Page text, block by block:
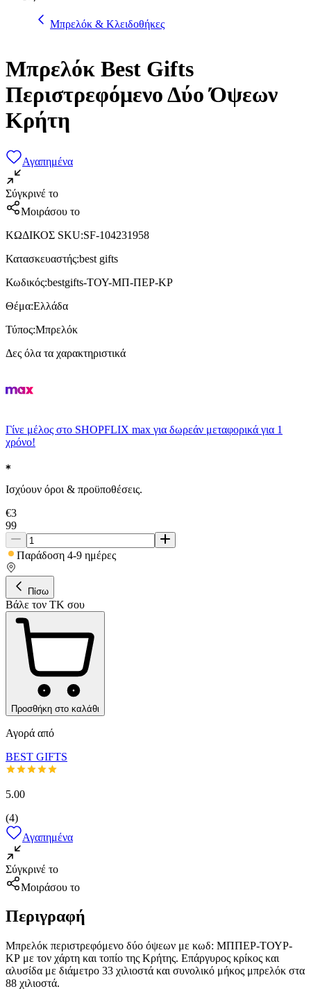
Μπρελόκ & Κλειδοθήκες
Μπρελόκ Best Gifts
Περιστρεφόμενο Δύο Όψεων
Κρήτη
Αγαπημένα
Σύγκρινέ το
Μοιράσου το
ΚΩΔΙΚΟΣ SKU:SF-104231958
Κατασκευαστής:best gifts
Κωδικός:bestgifts-ΤΟΥ-ΜΠ-ΠΕΡ-ΚΡ
Θέμα:Ελλάδα
Τύπος:Μπρελόκ
Δες όλα τα χαρακτηριστικά
Γίνε μέλος στο SHOPFLIX max για δωρεάν μεταφορικά για 1
χρόνο!
Ισχύουν όροι & προϋποθέσεις.
€3
99
Παράδοση 4-9 ημέρες
Πίσω
Βάλε τον ΤΚ σου
Προσθήκη στο καλάθι
Αγορά από
BEST GIFTS
5.00
(4)
Αγαπημένα
Σύγκρινέ το
Μοιράσου το
Περιγραφή
Μπρελόκ περιστρεφόμενο δύο όψεων με κωδ: ΜΠΠΕΡ-ΤΟΥΡ-
ΚΡ με τον χάρτη και τοπίο της Κρήτης. Επάργυρος κρίκος και
αλυσίδα με διάμετρο 33 χιλιοστά και συνολικό μήκος μπρελόκ στα
88 χιλιοστά.